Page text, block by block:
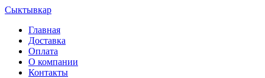
Сыктывкар
Главная
Доставка
Оплата
О компании
Контакты